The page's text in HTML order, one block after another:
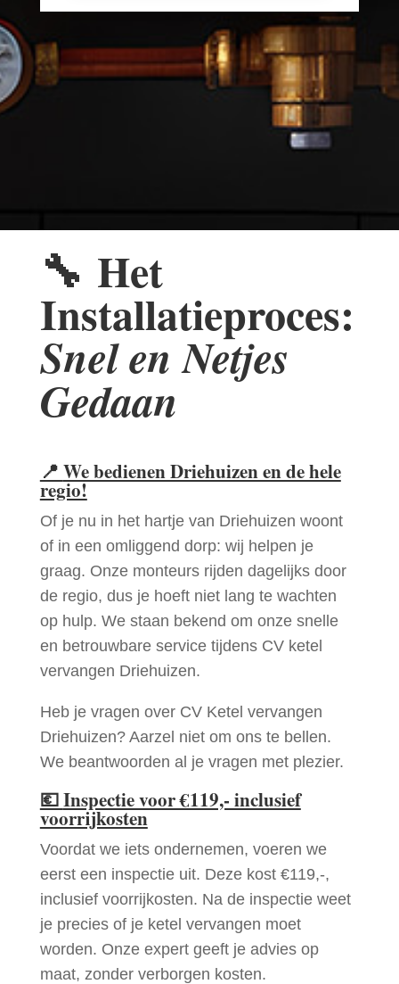
🔧 Het
Installatieproces:
Snel en Netjes
Gedaan
📍 We bedienen Driehuizen en de hele
regio!
Of je nu in het hartje van Driehuizen woont
of in een omliggend dorp: wij helpen je
graag. Onze monteurs rijden dagelijks door
de regio, dus je hoeft niet lang te wachten
op hulp. We staan bekend om onze snelle
en betrouwbare service tijdens CV ketel
vervangen Driehuizen.
Heb je vragen over CV Ketel vervangen
Driehuizen? Aarzel niet om ons te bellen.
We beantwoorden al je vragen met plezier.
💶Inspectie voor €119,- inclusief
voorrijkosten
Voordat we iets ondernemen, voeren we
eerst een inspectie uit. Deze kost €119,-,
inclusief voorrijkosten. Na de inspectie weet
je precies of je ketel vervangen moet
worden. Onze expert geeft je advies op
maat, zonder verborgen kosten.